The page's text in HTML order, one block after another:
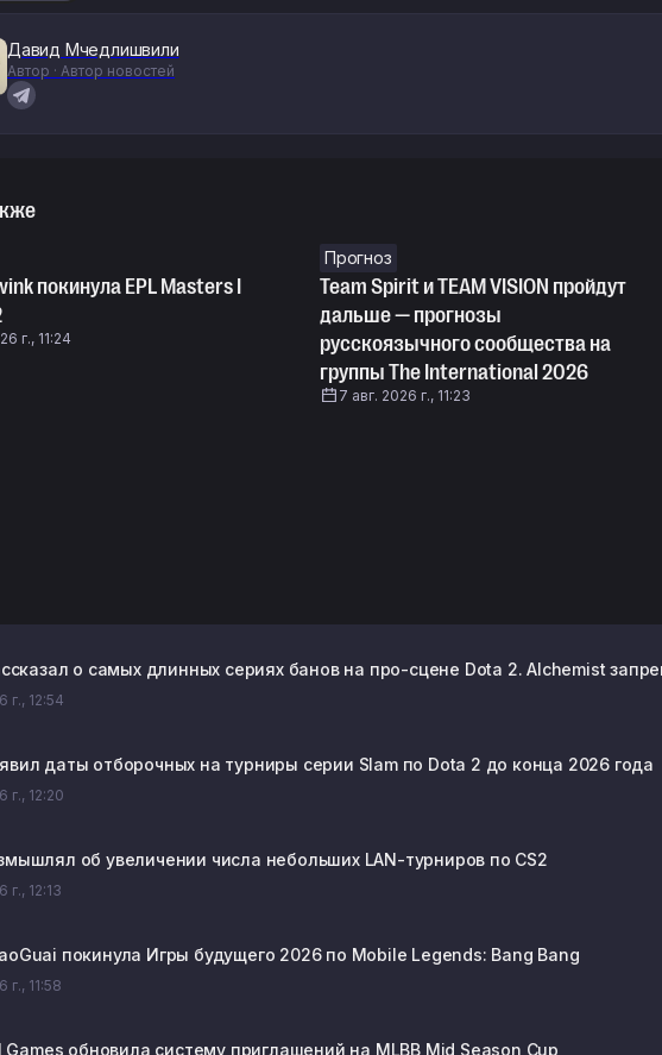
Давид Мчедлишвили
Автор · Автор новостей
покинула EPL Masters I
г., 11:24
Прогноз
Team Spirit и TEAM VISION пройдут
дальше — прогнозы
русскоязычного сообщества на
группы The International 2026
7 авг. 2026 г., 11:23
о самых длинных сериях банов на про-сцене Dota 2. Alchemist
г., 12:54
даты отборочных на турниры серии Slam по Dota 2 до конца 2026 года
г., 12:20
об увеличении числа небольших LAN-турниров по CS2
г., 12:13
покинула Игры будущего 2026 по Mobile Legends: Bang Bang
г., 11:58
Games обновила систему приглашений на MLBB Mid Season Cup